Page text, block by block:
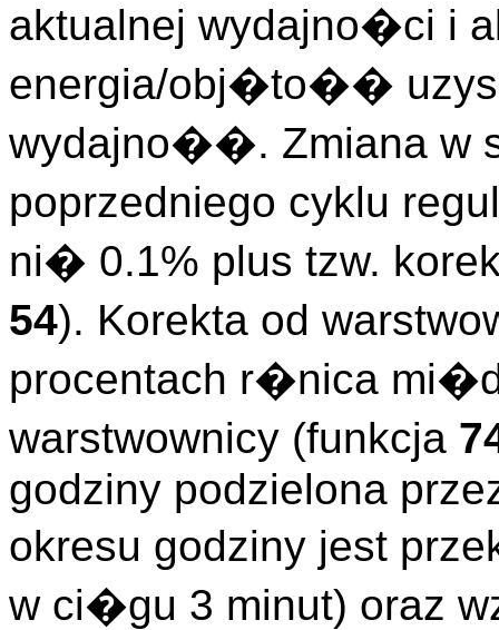
aktualnej wydajno�ci i
energia/obj�to��
wydajno��. Zmiana w
poprzedniego cyklu
ni� 0.1% plus tzw.
54). Korekta od
procentach r�nica
warstwownicy (funkcja
godziny podzielona
okresu godziny jest
w ci�gu 3 minut) oraz